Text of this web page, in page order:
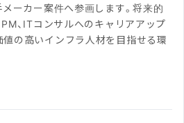
メーカー案件へ参画します。将来的
、ITコンサルへのキャリアアップ
値の高いインフラ人材を目指せる環